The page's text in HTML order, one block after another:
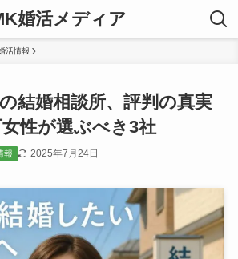
婚活メディア
活情報
結婚相談所、評判の真実
女性が選ぶべき3社
報 2025年7月24日